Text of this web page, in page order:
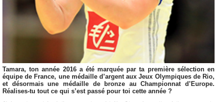
Tamara, ton année 2016 a été marquée par ta première sélection en
équipe de France, une médaille d’argent aux Jeux Olympiques de Rio,
et désormais une médaille de bronze au Championnat d’Europe.
Réalises-tu tout ce qui s’est passé pour toi cette année ?